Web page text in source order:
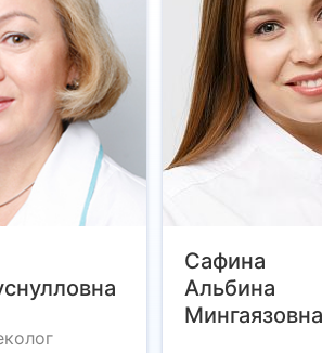
Сафина
Альбина